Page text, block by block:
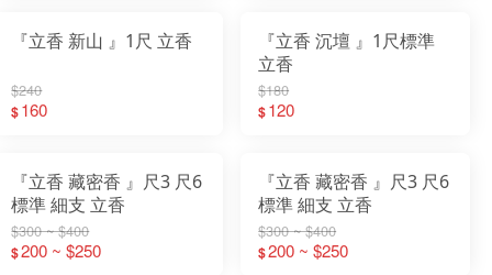
『立香 新山 』1尺 立香
$240
$160
『立香 沉壇 』1尺標準
立香
$180
$120
『立香 藏密香 』尺3 尺6
標準 細支 立香
$300 ~ $400
$200 ~ $250
『立香 藏密香 』尺3 尺6
標準 細支 立香
$300 ~ $400
$200 ~ $250